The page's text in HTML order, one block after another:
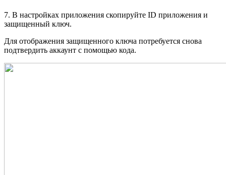
7. В настройках приложения скопируйте ID приложения и
защищенный ключ.
Для отображения защищенного ключа потребуется снова
подтвердить аккаунт с помощью кода.